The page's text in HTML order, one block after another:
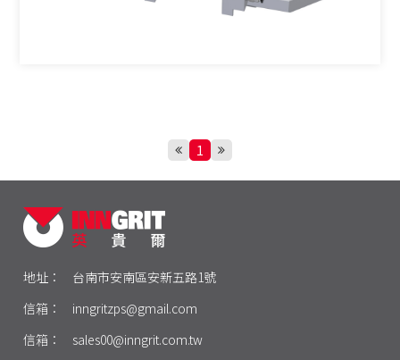
1
地址：
台南市安南區安新五路1號
信箱：
inngritzps@gmail.com
信箱：
sales00@inngrit.com.tw